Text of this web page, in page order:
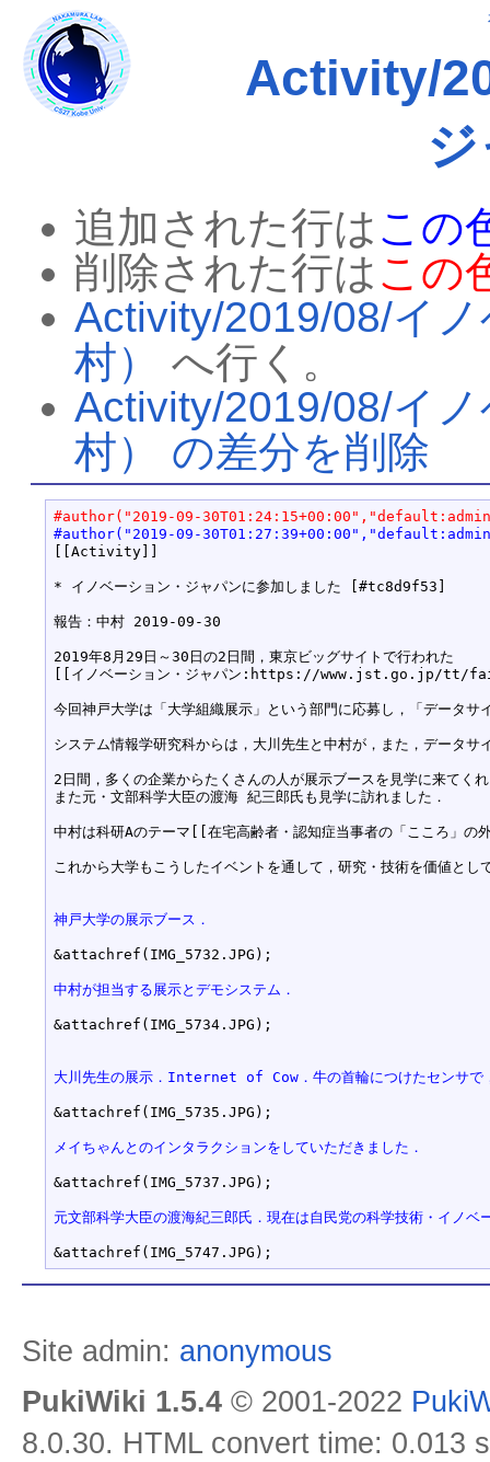
Activity/
追加された行はこの
削除された行はこの
Activity/2019/08/イ
村）
へ行く。
Activity/2019/08/イ
村） の差分を削除
#author("2019-09-
#author("2019-09-
[[Activity]]
* イノベーション・ジャパンに参加しました [#tc8d9f53]
報告：中村 2019-09-30
2019年8月29日～30日の2日間，東京ビッグサイトで行われた
[[イノベーション・ジャパン:https://www.jst.go.jp/tt/fair/]]とい
今回神戸大学は「大学組織展示」という部門に応募し，「デー
システム情報学研究科からは，大川先生と中村が，また，データ
2日間，多くの企業からたくさんの人が展示ブースを見学に来てく
また元・文部科学大臣の渡海 紀三郎氏も見学に訪れました．
中村は科研Aのテーマ[[在宅高齢者・認知症当事者の「こころ
これから大学もこうしたイベントを通して，研究・技術を価値と
神戸大学の展示ブース．
&attachref(IMG_5732.JPG);
中村が担当する展示とデモシステム．
&attachref(IMG_5734.JPG);
大川先生の展示．Internet of Cow．牛の首輪につけたセンサで
&attachref(IMG_5735.JPG);
メイちゃんとのインタラクションをしていただきました．
&attachref(IMG_5737.JPG);
元文部科学大臣の渡海紀三郎氏．現在は自民党の科学技術・イノ
Site admin: anonymous
PukiWiki 1.5.4 © 2001-2022
8.0.30. HTML convert time: 0.013